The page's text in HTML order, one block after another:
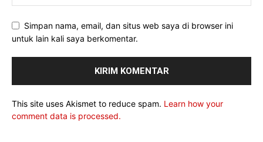
Simpan nama, email, dan situs web saya di browser ini
untuk lain kali saya berkomentar.
This site uses Akismet to reduce spam. Learn how your
comment data is processed.